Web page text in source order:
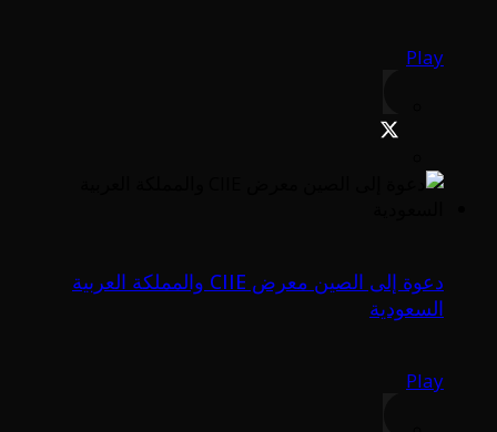
Play
دعوة إلى الصين معرض CIIE والمملكة العربية
السعودية
Play